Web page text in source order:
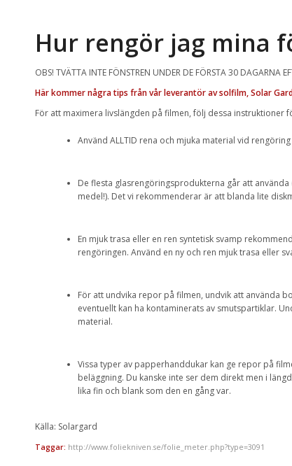
Hur rengör jag mina
OBS! TVÄTTA INTE FÖNSTREN UNDER DE FÖRSTA 30 DAGARNA
Här kommer några tips från vår leverantör av solfilm, Solar
För att maximera livslängden på filmen, följ dessa instruktioner
Använd ALLTID rena och mjuka material vid
De flesta glasrengöringsprodukterna går att
medel!). Det vi rekommenderar är att blanda lite
En mjuk trasa eller en ren syntetisk svamp
rengöringen. Använd en ny och ren mjuk trasa eller
För att undvika repor på filmen, undvik att använda
eventuellt kan ha kontaminerats av smutspartiklar.
material.
Vissa typer av papperhanddukar kan ge repor på
beläggning. Du kanske inte ser dem direkt men i
lika fin och blank som den en gång var.
Källa: Solargard
Taggar: http://www.foliekniven.se/folie_meter.php?type=3091